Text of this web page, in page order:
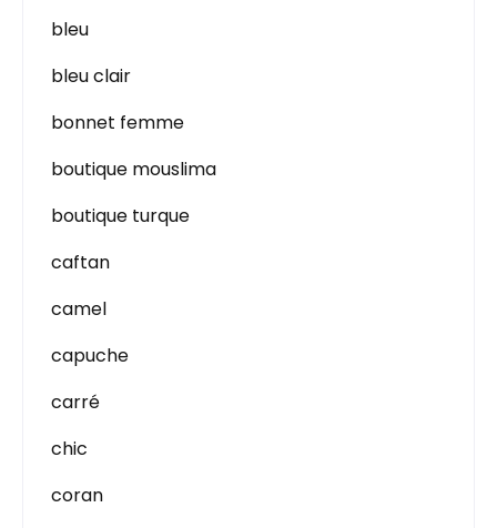
bleu
bleu clair
bonnet femme
boutique mouslima
boutique turque
caftan
camel
capuche
carré
chic
coran